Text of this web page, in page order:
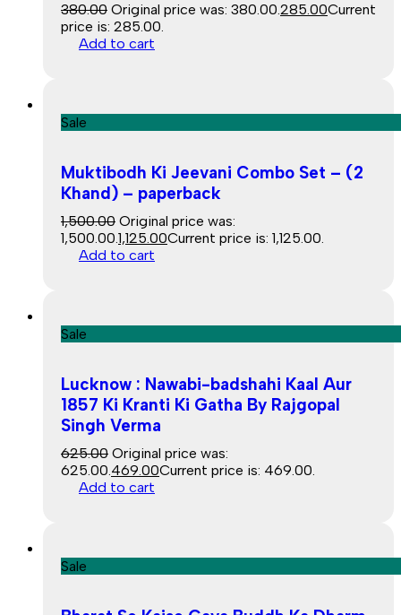
380.00 Original price was: ₹380.00. 285.00Current
price is: ₹285.00.
Add to cart
Sale
Muktibodh Ki Jeevani Combo Set – (2
Khand) – paperback
1,500.00 Original price was:
₹1,500.00. 1,125.00Current price is: ₹1,125.00.
Add to cart
Sale
Lucknow : Nawabi-badshahi Kaal Aur
1857 Ki Kranti Ki Gatha By Rajgopal
Singh Verma
625.00 Original price was:
₹625.00. 469.00Current price is: ₹469.00.
Add to cart
Sale